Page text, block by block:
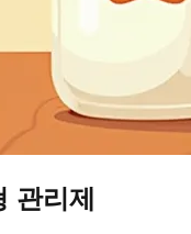
관리제